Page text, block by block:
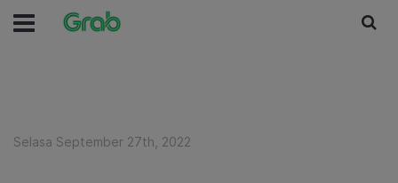
Selasa September 27th, 2022